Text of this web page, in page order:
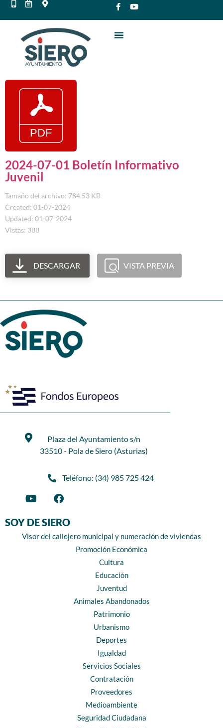
2024-07-01 Boletín Informativo
Juvenil
Tamaño del archivo: 784.53 KB
Created: 01-07-2024
Updated: 01-07-2024
Vistas: 388
DESCARGAR VISTA PREVIA
Plaza del Ayuntamiento s/n
33510 - Pola de Siero (Asturias)
Teléfono: (34) 985 725 424
SOY DE SIERO
Visor del callejero municipal y numeración de viviendas
Promoción Económica
Cultura
Educación
Juventud
Animales Abandonados
Patrimonio
Urbanismo
Deportes
Igualdad
Servicios Sociales
Contratación
Proveedores
Medioambiente
Seguridad Ciudadana